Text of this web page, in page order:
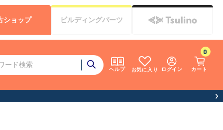
ヘルプ お気に入り ログイン カート
0
ショップ ビルディングパーツ